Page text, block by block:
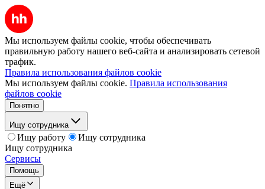
Мы используем файлы cookie, чтобы обеспечивать
правильную работу нашего веб-сайта и анализировать сетевой
трафик.
Правила использования файлов cookie
Мы используем файлы cookie. Правила использования
файлов cookie
Понятно
Ищу сотрудника
Ищу работу
Ищу сотрудника
Ищу сотрудника
Сервисы
Помощь
Ещё